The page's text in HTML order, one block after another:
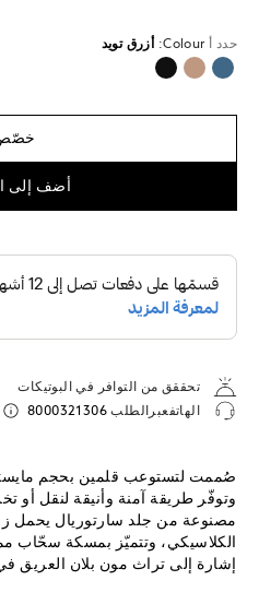
حدد أColour: أزرق تويد
محدد
أضف إلى
تحققق من التوافر في البوتيكات
الهاتفعبرالطلب 8000321306
صُممت لتستوعب قلمين بحجم
وتوفّر طريقة آمنة وأنيقة لنقل أو
مصنوعة من جلد سارتوريال يحمل
الكلاسيكي، وتتميّز بمسكة
إشارة إلى تراث مون بلان العريق